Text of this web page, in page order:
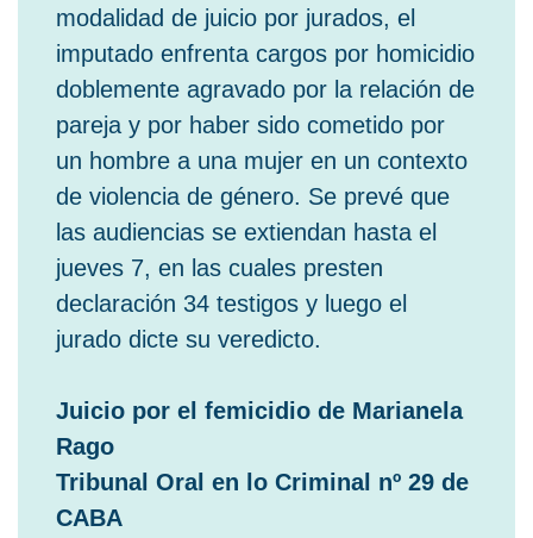
modalidad de juicio por jurados, el
imputado enfrenta cargos por homicidio
doblemente agravado por la relación de
pareja y por haber sido cometido por
un hombre a una mujer en un contexto
de violencia de género. Se prevé que
las audiencias se extiendan hasta el
jueves 7, en las cuales presten
declaración 34 testigos y luego el
jurado dicte su veredicto.
Juicio por el femicidio de Marianela
Rago
Tribunal Oral en lo Criminal nº 29 de
CABA